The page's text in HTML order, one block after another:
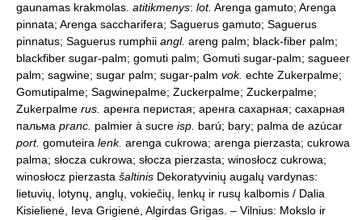
gaunamas krakmolas. atitikmenys: lot. Arenga gamuto; Arenga
pinnata; Arenga saccharifera; Saguerus gamuto; Saguerus
pinnatus; Saguerus rumphii angl. areng palm; black-fiber palm;
blackfiber sugar-palm; gomuti palm; Gomuti sugar-palm; sagueer
palm; sagwine; sugar palm; sugar-palm vok. echte Zukerpalme;
Gomutipalme; Sagwinepalme; Zuckerpalme; Zuckerpalme;
Zukerpalme rus. аренга перистая; аренга сахарная; сахарная
пальма pranc. palmier à sucre isp. barú; bary; palma de azúcar
port. gomuteira lenk. arenga cukrowa; arenga pierzasta; cukrowa
palma; słocza cukrowa; słocza pierzasta; winosłocz cukrowa;
winosłocz pierzasta šaltinis Dekoratyvinių augalų vardynas:
lietuvių, lotynų, anglų, vokiečių, lenkų ir rusų kalbomis / Dalia
Kisielienė, Ieva Grigienė, Algirdas Grigas. – Vilnius: Mokslo ir